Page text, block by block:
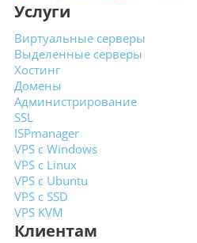
Услуги
Виртуальные серверы
Выделенные серверы
Хостинг
Домены
Администрирование
SSL
ISPmanager
VPS с Windows
VPS с Linux
VPS с Ubuntu
VPS с SSD
VPS KVM
Клиентам